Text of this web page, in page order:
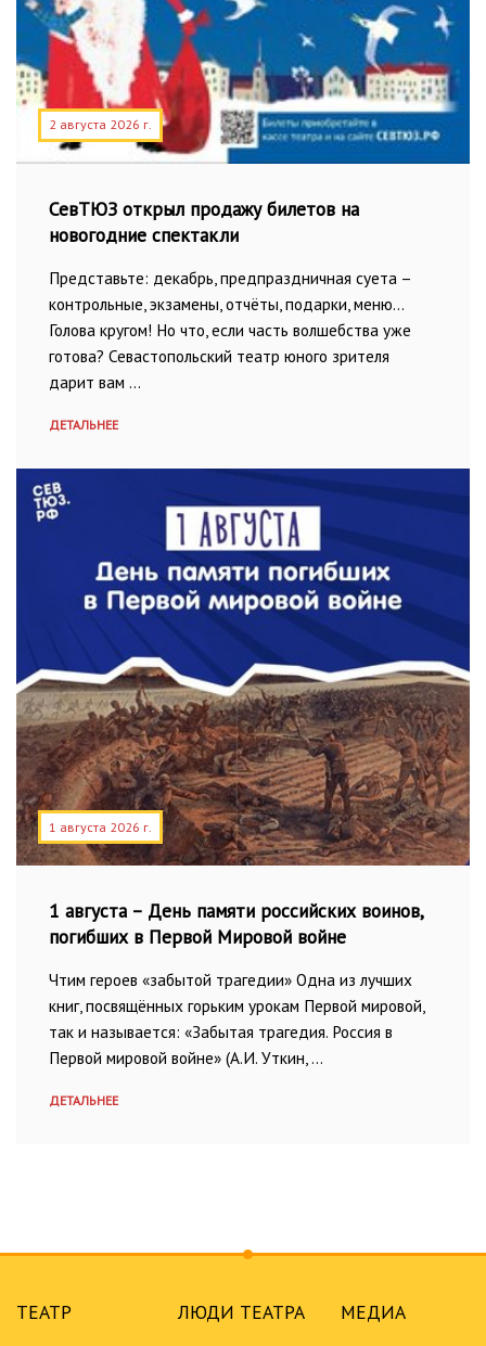
2 августа 2026 г.
СевТЮЗ открыл продажу билетов на
новогодние спектакли
Представьте: декабрь, предпраздничная суета –
контрольные, экзамены, отчёты, подарки, меню…
Голова кругом! Но что, если часть волшебства уже
готова? Севастопольский театр юного зрителя
дарит вам …
ДЕТАЛЬНЕЕ
1 августа 2026 г.
1 августа – День памяти российских воинов,
погибших в Первой Мировой войне
Чтим героев «забытой трагедии» Одна из лучших
книг, посвящённых горьким урокам Первой мировой,
так и называется: «Забытая трагедия. Россия в
Первой мировой войне» (А.И. Уткин, …
ДЕТАЛЬНЕЕ
ТЕАТР ЛЮДИ ТЕАТРА МЕДИА